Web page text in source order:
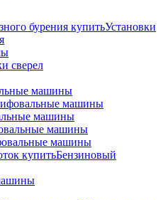
Установки
сверел
машины
машины
машины
машины
машины
Бензиновый